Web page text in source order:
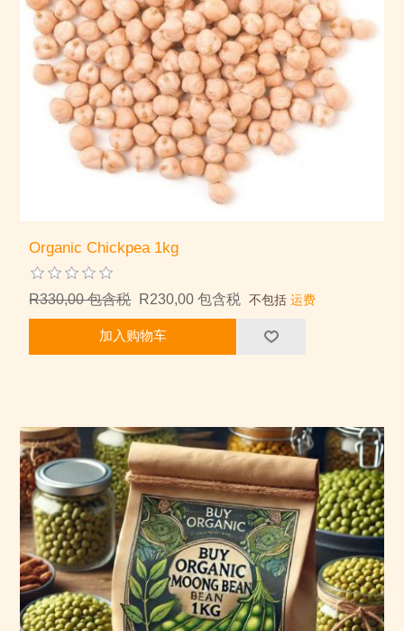
Organic Chickpea 1kg
R330,00 包含税 R230,00 包含税 不包括运费
加入购物车